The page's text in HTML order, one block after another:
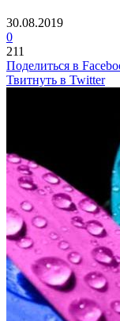
30.08.2019
0
211
Поделиться в
Твитнуть в Twitter